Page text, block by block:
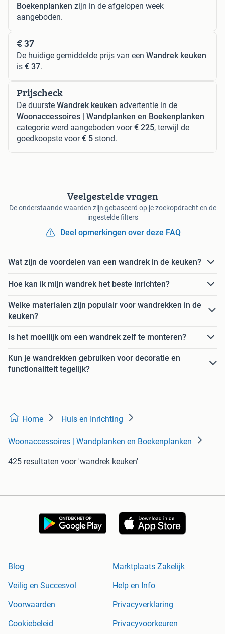
Boekenplanken zijn in de afgelopen week
aangeboden.
€ 37
De huidige gemiddelde prijs van een Wandrek keuken
is € 37.
Prijscheck
De duurste Wandrek keuken advertentie in de
Woonaccessoires | Wandplanken en Boekenplanken
categorie werd aangeboden voor€ 225, terwijl de
goedkoopste voor€ 5 stond.
Veelgestelde vragen
De onderstaande waarden zijn gebaseerd op je zoekopdracht en de
ingestelde filters
Deel opmerkingen over deze FAQ
Wat zijn de voordelen van een wandrek in de keuken?
Hoe kan ik mijn wandrek het beste inrichten?
Welke materialen zijn populair voor wandrekken in de
keuken?
Is het moeilijk om een wandrek zelf te monteren?
Kun je wandrekken gebruiken voor decoratie en
functionaliteit tegelijk?
Home Huis en Inrichting
Woonaccessoires | Wandplanken en Boekenplanken
425 resultaten voor 'wandrek keuken'
Blog
Marktplaats Zakelijk
Veilig en Succesvol
Help en Info
Voorwaarden
Privacyverklaring
Cookiebeleid
Privacyvoorkeuren